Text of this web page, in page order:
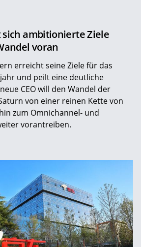
sich ambitionierte Ziele
voran
erreicht seine Ziele für das
und peilt eine deutliche
CEO will den Wandel der
von einer reinen Kette von
zum Omnichannel- und
vorantreiben.